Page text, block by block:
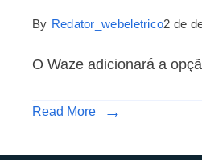
By Redator_webeletrico2 de
O Waze adicionará a
Read More